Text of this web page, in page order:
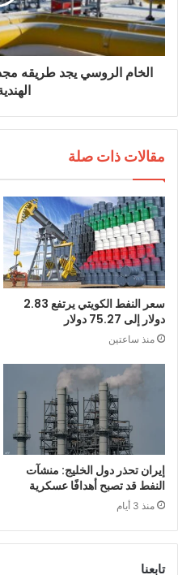
الخام الروسي يجد طريقه
مقالات ذات صلة
سعر النفط الكويتي يرتفع 2.83
دولار إلى 75.27 دولار
منذ ساعتين
إيران تحذر دول الخليج: منشآت
النفط قد تصبح أهدافًا عسكرية
منذ 3 أيام
تابعنا